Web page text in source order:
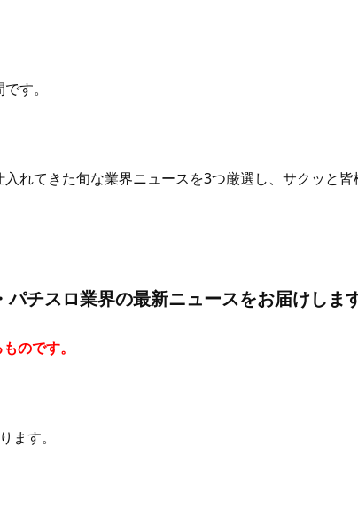
す。
入れてきた旬な業界ニュースを3つ厳選し、サクッと皆
チスロ業界の最新ニュースをお届けしま
のです。
ます。